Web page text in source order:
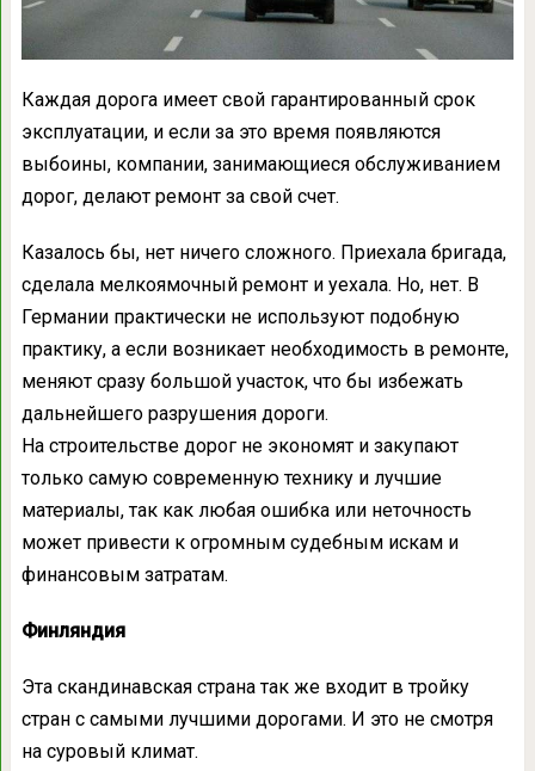
Каждая дорога имеет свой гарантированный срок
эксплуатации, и если за это время появляются
выбоины, компании, занимающиеся обслуживанием
дорог, делают ремонт за свой счет.
Казалось бы, нет ничего сложного. Приехала бригада,
сделала мелкоямочный ремонт и уехала. Но, нет. В
Германии практически не используют подобную
практику, а если возникает необходимость в ремонте,
меняют сразу большой участок, что бы избежать
дальнейшего разрушения дороги.
На строительстве дорог не экономят и закупают
только самую современную технику и лучшие
материалы, так как любая ошибка или неточность
может привести к огромным судебным искам и
финансовым затратам.
Финляндия
Эта скандинавская страна так же входит в тройку
стран с самыми лучшими дорогами. И это не смотря
на суровый климат.